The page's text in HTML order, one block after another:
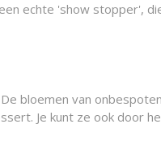
echte 'show
bloemen van
Je kunt ze ook door